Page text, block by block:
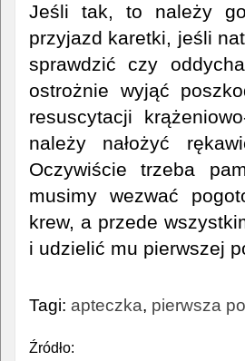
Jeśli tak, to należy
przyjazd karetki, jeśli
sprawdzić czy
ostrożnie wyjąć
resuscytacji
należy nałożyć
Oczywiście trzeba
musimy wezwać
krew, a przede
i udzielić mu pierwszej
Tagi: apteczka, pierwsza
Źródło: